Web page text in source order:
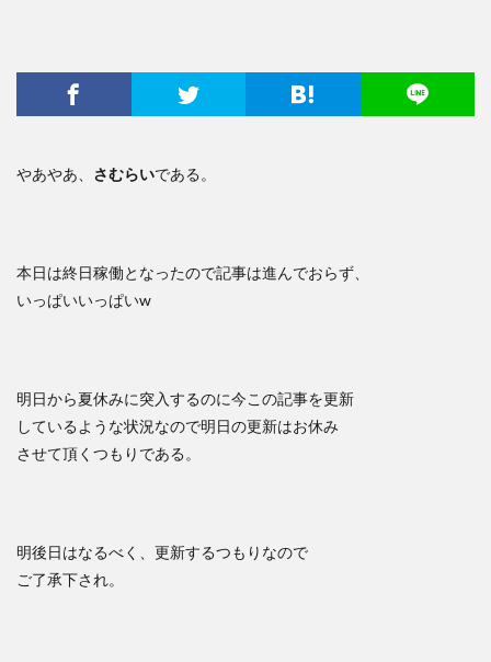
やあやあ、 さむらいである。
本日は終日稼働となったので記事は進んでおらず、
いっぱいいっぱいw
明日から夏休みに突入するのに今この記事を更新
しているような状況なので明日の更新はお休み
させて頂くつもりである。
明後日はなるべく、更新するつもりなので
ご了承下され。